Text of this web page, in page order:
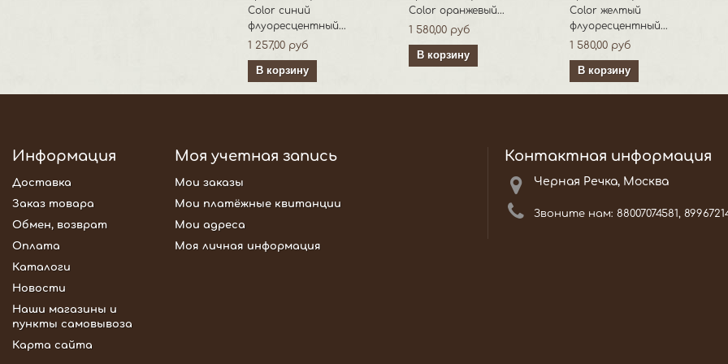
Color синий
флуоресцентный...
1 257,00 руб
В корзину
Color оранжевый...
1 580,00 руб
В корзину
Color желтый
флуоресцентный...
1 580,00 руб
В корзину
Информация
Доставка
Заказ товара
Обмен, возврат
Оплата
Каталоги
Новости
Наши магазины и
пункты самовывоза
Карта сайта
Моя учетная запись
Мои заказы
Мои платёжные квитанции
Мои адреса
Моя личная информация
Контактная информация
Черная Речка, Москва
Звоните нам: 88007074581,